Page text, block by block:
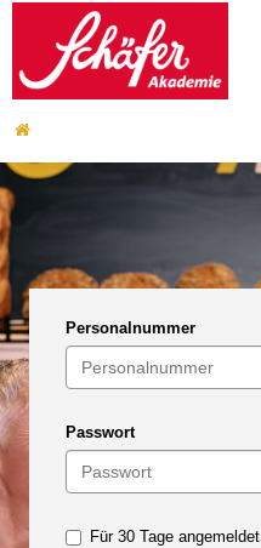
Hauptinhalt
Startseite
Personalnummer
Passwort
Für 30 Tage angemeldet